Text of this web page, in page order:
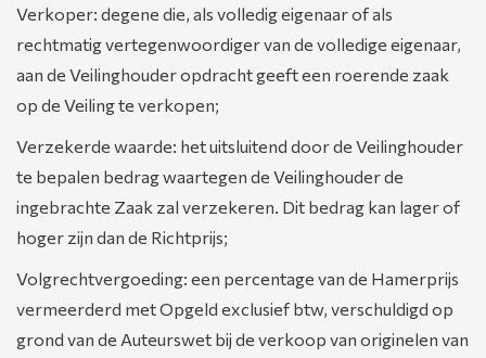
Verkoper: degene die, als volledig eigenaar of als
rechtmatig vertegenwoordiger van de volledige eigenaar,
aan de Veilinghouder opdracht geeft een roerende zaak
op de Veiling te verkopen;
Verzekerde waarde: het uitsluitend door de Veilinghouder
te bepalen bedrag waartegen de Veilinghouder de
ingebrachte Zaak zal verzekeren. Dit bedrag kan lager of
hoger zijn dan de Richtprijs;
Volgrechtvergoeding: een percentage van de Hamerprijs
vermeerderd met Opgeld exclusief btw, verschuldigd op
grond van de Auteurswet bij de verkoop van originelen van